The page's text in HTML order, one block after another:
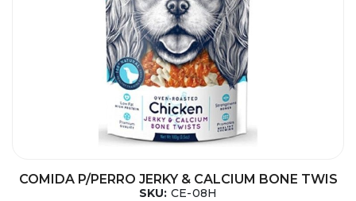
COMIDA P/PERRO JERKY & CALCIUM BONE TWIS
SKU: CE-08H